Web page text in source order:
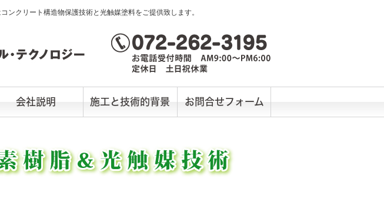
ンクリート構造物保護技術と光触媒塗料をご提供致します。
会社説明 施工と技術的背景 お問合せフォーム